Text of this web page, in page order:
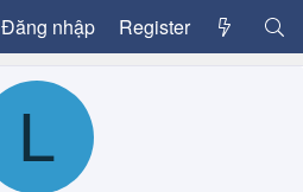
Đăng nhập Register
L